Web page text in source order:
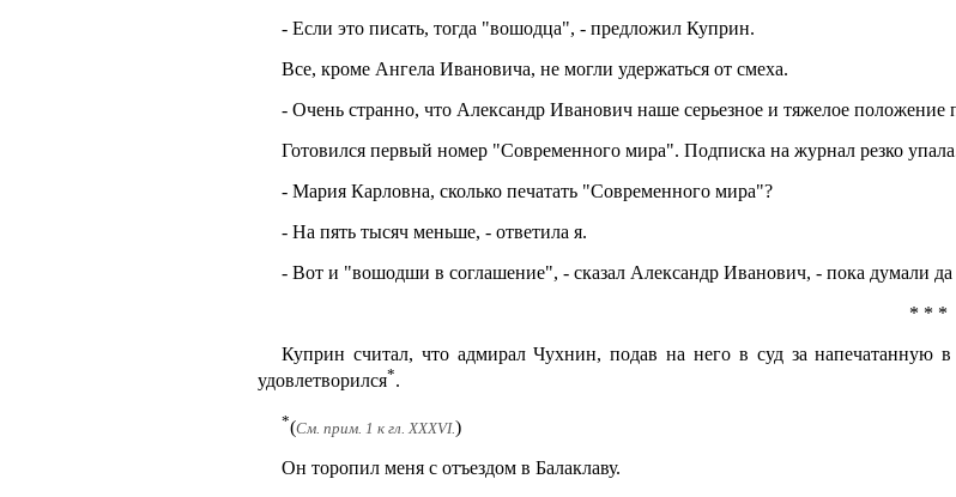
- Если это писать, тогда "вошодца", - предложил Куприн.
Все, кроме Ангела Ивановича, не могли удержаться от смеха.
- Очень странно, что Александр Иванович наше серьезное и тяжелое положение
Готовился первый номер "Современного мира". Подписка на журнал резко
- Мария Карловна, сколько печатать "Современного мира"?
- На пять тысяч меньше, - ответила я.
- Вот и "вошодши в соглашение", - сказал Александр Иванович, - пока думали
* * *
Куприн считал, что адмирал Чухнин, подав на него в суд за напечатанную
удовлетворился*.
*(См. прим. 1 к гл. XXXVI.)
Он торопил меня с отъездом в Балаклаву.